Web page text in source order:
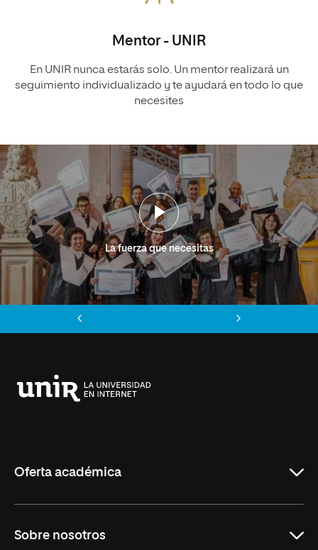
Mentor - UNIR
En UNIR nunca estarás solo. Un mentor realizará un
seguimiento individualizado y te ayudará en todo lo que
necesites
La fuerza que necesitas
Oferta académica
Másteres Oficiales
Sobre nosotros